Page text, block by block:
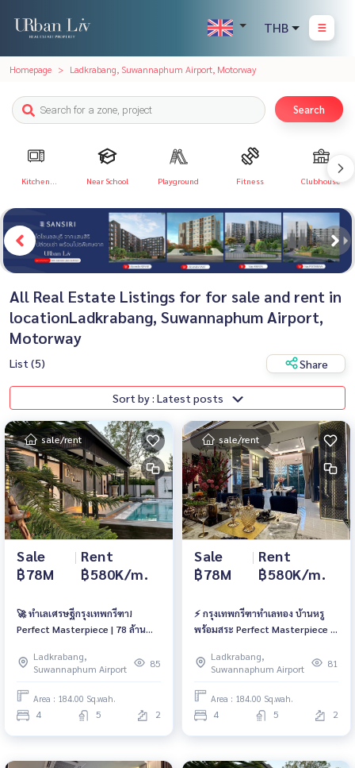
THB
Homepage Ladkrabang, Suwannaphum Airport, Motorway
Search
Kitchen Near School Playground Fitness Clubhouse
All Real Estate Listings for for sale and rent in
locationLadkrabang, Suwannaphum Airport,
Motorway
List (5) Share
Sort by : Latest posts
sale/rent
Sale
฿78M
| Rent
฿580K/m.
🚀 ทำเลเศรษฐีกรุงเทพกรีฑา!
Perfect Masterpiece | 78 ล้าน
6161426 / 065-4496399 | 🆔
@whitesand
Ladkrabang,
Suwannaphum Airport
85
Area : 184.00 Sq.wah.
4 5 2
sale/rent
Sale
฿78M
| Rent
฿580K/m.
⚡ กรุงเทพกรีฑาทำเลทอง บ้านหรู
พร้อมสระ Perfect Masterpiece |
6161426 / 065-4496399 | 🆔
@whitesand
Ladkrabang,
Suwannaphum Airport
81
Area : 184.00 Sq.wah.
4 5 2